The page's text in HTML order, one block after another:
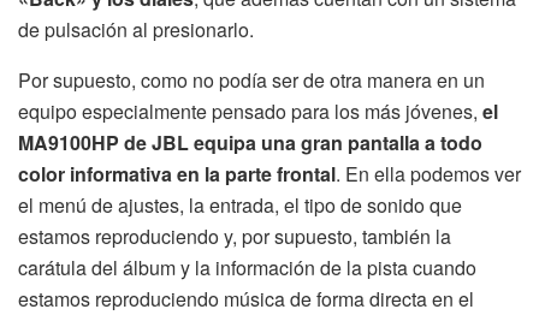
de pulsación al presionarlo.
Por supuesto, como no podía ser de otra manera en un
equipo especialmente pensado para los más jóvenes, el
MA9100HP de JBL equipa una gran pantalla a todo
color informativa en la parte frontal. En ella podemos ver
el menú de ajustes, la entrada, el tipo de sonido que
estamos reproduciendo y, por supuesto, también la
carátula del álbum y la información de la pista cuando
estamos reproduciendo música de forma directa en el